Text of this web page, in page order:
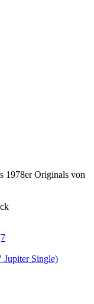
1978er Originals von
Single)